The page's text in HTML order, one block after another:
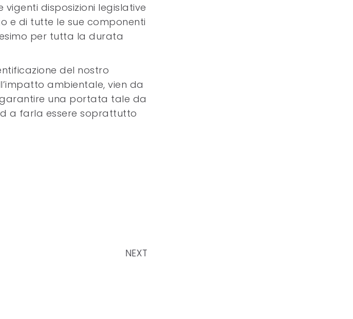
disposizioni legislative
e di tutte le sue componenti
per tutta la durata
del nostro
ambientale, vien da
una portata tale da
a farla essere soprattutto
NEXT